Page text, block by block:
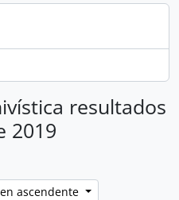
resultados
2019
ascendente